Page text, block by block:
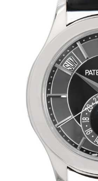
全てのブランドを見
る
オーデマピゲ